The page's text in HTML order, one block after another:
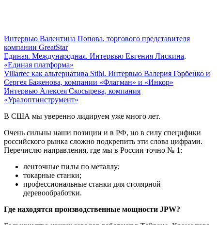
Интервью Валентина Попова, торгового представителя
компании GreatStar
Единая. Международная. Интервью Евгения Лискина,
«Единая платформа»
Villartec как альтернатива Stihl. Интервью Валерия Горбенко и
Сергея Баженова, компании «Флагман» и «Инкор»
Интервью Алексея Скосырева, компания
«Уралоптинструмент»
В США мы уверенно лидируем уже много лет.
Очень сильны наши позиции и в РФ, но в силу специфики
российского рынка сложно подкрепить эти слова цифрами.
Перечислю направления, где мы в России точно № 1:
ленточные пилы по металлу;
токарные станки;
профессиональные станки для столярной
деревообработки.
Где находятся производственные мощности JPW?